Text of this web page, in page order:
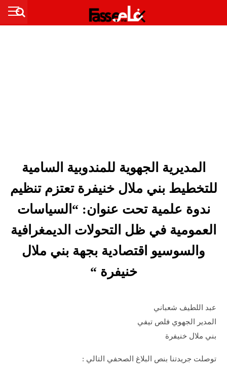
المديرية الجهوية للمندوبية السامية
للتخطيط بني ملال خنيفرة تعتزم تنظيم
ندوة علمية تحت عنوان: “السياسات
العمومية في ظل التحولات الديمغرافية
والسوسيو اقتصادية بجهة بني ملال
خنيفرة “
عبد اللطيف شعباني
المدير الجهوي فلص تيفي
بني ملال خنيفرة
توصلت جريدتنا بنص البلاغ الصحفي التالي :